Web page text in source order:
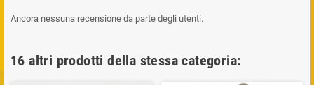
Ancora nessuna recensione da parte degli utenti.
16 altri prodotti della stessa categoria: